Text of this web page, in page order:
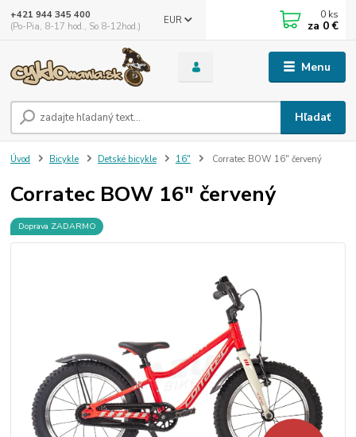
Menu
EUR
Hľadať
+421 944 345 400
(Po-Pia, 8-17 hod., So 8-12hod.)
0 ks
za 0 €
Úvod Bicykle Detské bicykle 16" Corratec BOW 16" červený
Corratec BOW 16" červený
Doprava ZADARMO